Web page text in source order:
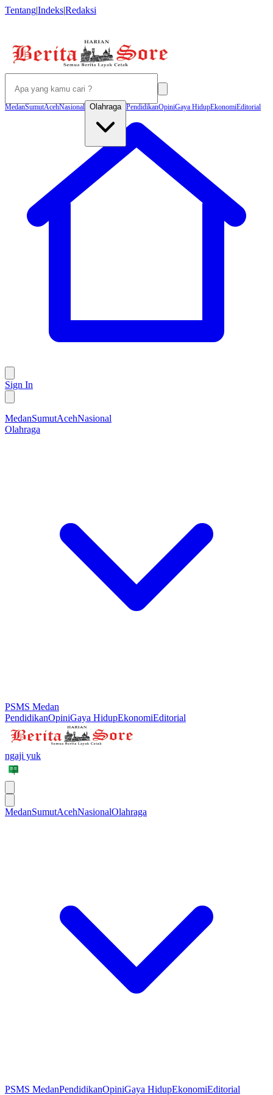
Tentang|Indeks|Redaksi
MedanSumutAcehNasional Olahraga PendidikanOpiniGaya HidupEkonomiEditorial
Sign In
MedanSumutAcehNasional
Olahraga
PSMS Medan
PendidikanOpiniGaya HidupEkonomiEditorial
ngaji yuk
MedanSumutAcehNasionalOlahraga
PSMS MedanPendidikanOpiniGaya HidupEkonomiEditorial